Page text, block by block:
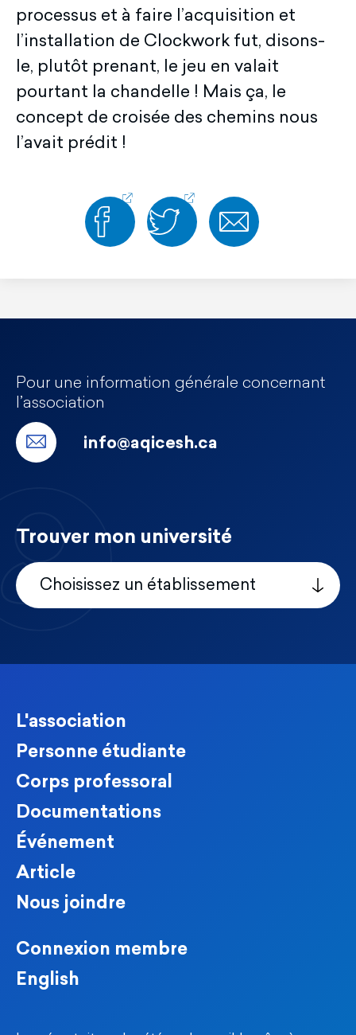
processus et à faire l’acquisition et
l’installation de Clockwork fut, disons-
le, plutôt prenant, le jeu en valait
pourtant la chandelle ! Mais ça, le
concept de croisée des chemins nous
l’avait prédit !
L'association
Personne étudiante
Corps professoral
Documentations
Événement
Article
Nous joindre
Connexion membre
English
Pour une information générale concernant
l’association
info@aqicesh.ca
Trouver mon université
Choisissez un établissement